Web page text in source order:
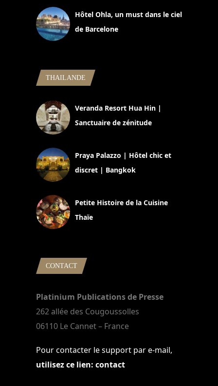
Hôtel Ohla, un must dans le ciel
de Barcelone
THAILANDE
Veranda Resort Hua Hin |
Sanctuaire de zénitude
Praya Palazzo | Hôtel chic et
discret | Bangkok
Petite Histoire de la Cuisine
Thaïe
CONTACT
Platinium Publications de Presse
262 allée des Cougoussolles
06110 Le Cannet – France
Pour contacter le support par e-mail,
utilisez ce lien: contact